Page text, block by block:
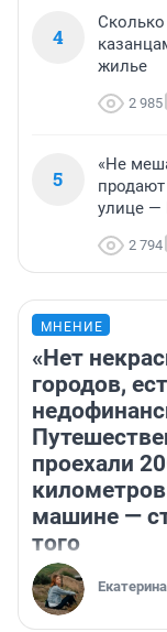
4
жилье
2 985
5
«Не
улице —
2 794
МНЕНИЕ
«Нет
городов,
проехали
машине —
того